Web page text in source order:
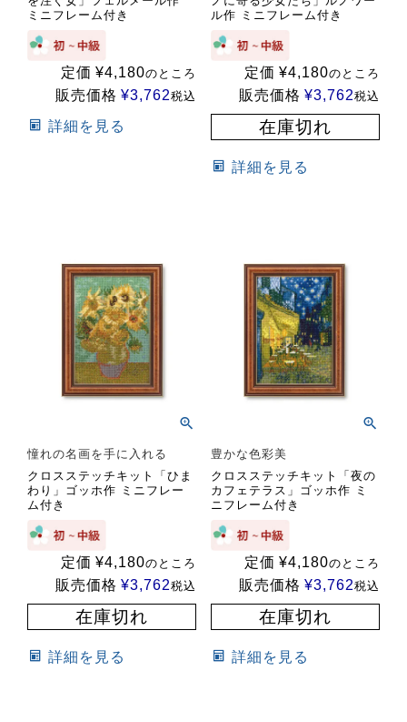
ミニフレーム付き
定価 ¥4,180のところ
販売価格 ¥3,762税込
詳細を見る
ル作 ミニフレーム付き
定価 ¥4,180のところ
販売価格 ¥3,762税込
在庫切れ
詳細を見る
憧れの名画を手に入れる
クロスステッチキット「ひま
わり」ゴッホ作 ミニフレー
ム付き
定価 ¥4,180のところ
販売価格 ¥3,762税込
在庫切れ
詳細を見る
豊かな色彩美
クロスステッチキット「夜の
カフェテラス」ゴッホ作 ミ
ニフレーム付き
定価 ¥4,180のところ
販売価格 ¥3,762税込
在庫切れ
詳細を見る